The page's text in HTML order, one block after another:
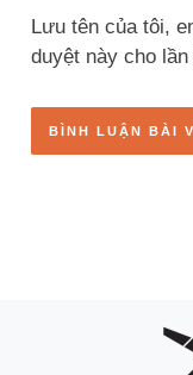
Lưu tên của tôi,
duyệt này cho